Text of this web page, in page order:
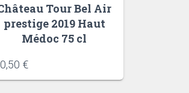
Tour Bel Air
prestige 2019 Haut
Médoc 75 cl
€